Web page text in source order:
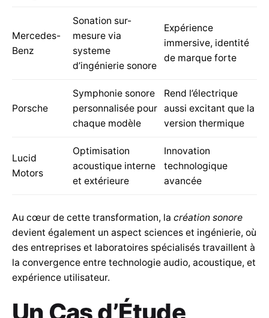
Mercedes-
Benz
Sonation sur-
mesure via
systeme
d’ingénierie sonore
Expérience
immersive, identité
de marque forte
Porsche
Symphonie sonore
personnalisée pour
chaque modèle
Rend l’électrique
aussi excitant que la
version thermique
Lucid
Motors
Optimisation
acoustique interne
et extérieure
Innovation
technologique
avancée
Au cœur de cette transformation, la création sonore
devient également un aspect sciences et ingénierie, où
des entreprises et laboratoires spécialisés travaillent à
la convergence entre technologie audio, acoustique, et
expérience utilisateur.